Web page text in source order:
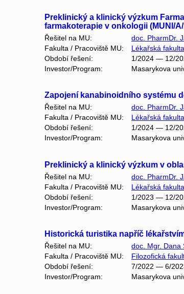
Preklinický a klinický výzkum
farmakoterapie v onkologii (MUNI/A/
Řešitel na MU:
doc. PharmDr.
Fakulta / Pracoviště MU:
Lékařská fakulta
Období řešení:
1/2024 — 12/
Investor/Program:
Masarykova
Zapojení kanabinoidního systému
Řešitel na MU:
doc. PharmDr.
Fakulta / Pracoviště MU:
Lékařská fakulta
Období řešení:
1/2024 — 12/
Investor/Program:
Masarykova
Preklinický a klinický výzkum v
Řešitel na MU:
doc. PharmDr.
Fakulta / Pracoviště MU:
Lékařská fakulta
Období řešení:
1/2023 — 12/
Investor/Program:
Masarykova
Historická turistika napříč
Řešitel na MU:
doc. Mgr. Dana
Fakulta / Pracoviště MU:
Filozofická
Období řešení:
7/2022 — 6/
Investor/Program:
Masarykova